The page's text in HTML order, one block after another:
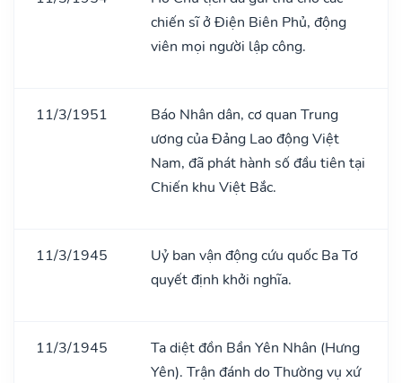
chiến sĩ ở Điện Biên Phủ, động
viên mọi người lập công.
11/3/1951
Báo Nhân dân, cơ quan Trung
ương của Đảng Lao động Việt
Nam, đã phát hành số đầu tiên tại
Chiến khu Việt Bắc.
11/3/1945
Uỷ ban vận động cứu quốc Ba Tơ
quyết định khởi nghĩa.
11/3/1945
Ta diệt đồn Bần Yên Nhân (Hưng
Yên). Trận đánh do Thường vụ xứ